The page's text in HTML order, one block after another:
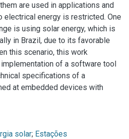
are used in applications and
electrical energy is restricted. One
is using solar energy, which is
in Brazil, due to its favorable
this scenario, this work
of a software tool
specifications of a
at embedded devices with
solar; Estações